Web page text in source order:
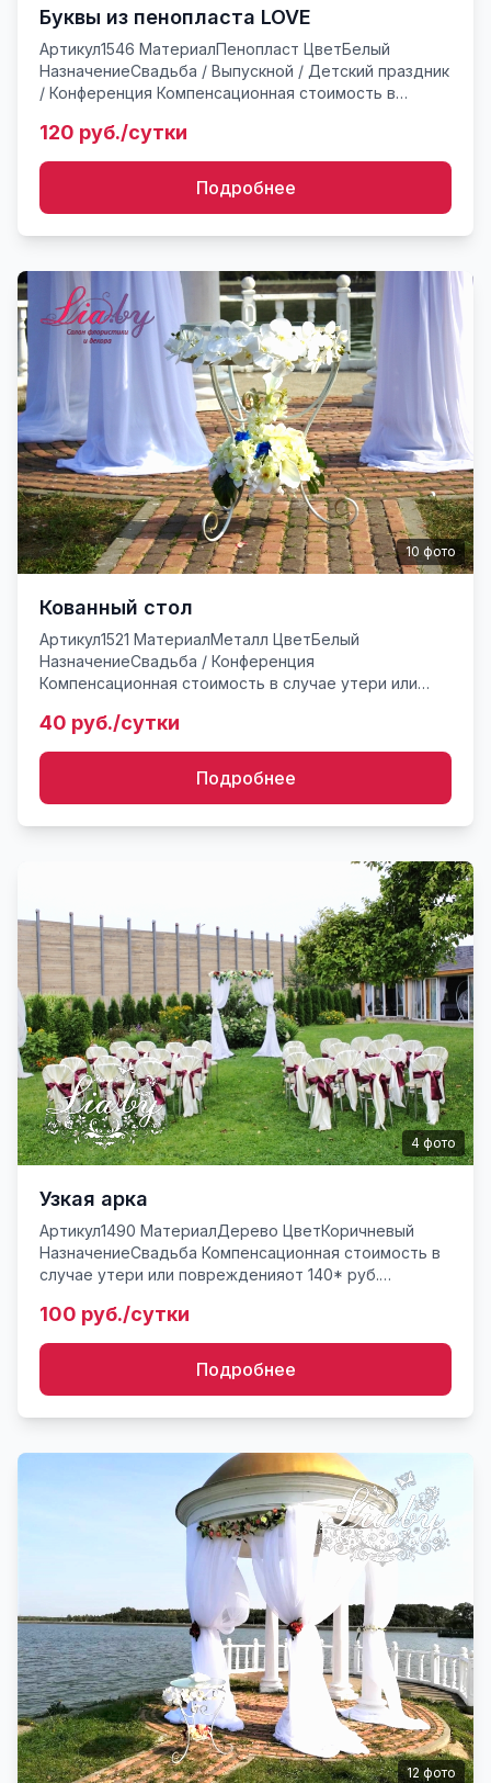
Буквы из пенопласта LOVE
Артикул1546 МатериалПенопласт ЦветБелый
НазначениеСвадьба / Выпускной / Детский праздник
/ Конференция Компенсационная стоимость в
из пенопласта белые,...
120 руб./сутки
Подробнее
10фото
Кованный стол
Артикул1521 МатериалМеталл ЦветБелый
НазначениеСвадьба / Конференция
Компенсационная стоимость в случае утери или
стеклянной столешницей. Кованный стол...
40 руб./сутки
Подробнее
4 фото
Узкая арка
Артикул1490 МатериалДерево ЦветКоричневый
НазначениеСвадьба Компенсационная стоимость в
случае утери или поврежденияот 140* руб.
регистрации. Цена указана за ...
100 руб./сутки
Подробнее
12фото